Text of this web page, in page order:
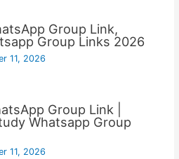
Group Link,
Group Links 2026
11, 2026
Group Link |
Whatsapp Group
11, 2026